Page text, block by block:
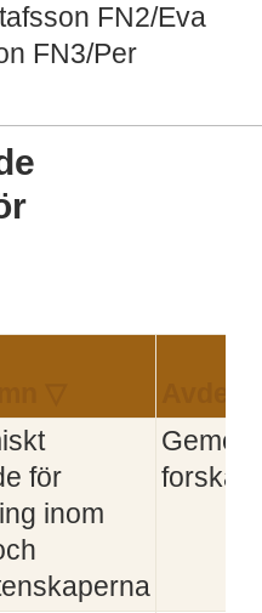
FN2/Eva
FN3/Per
för
inom